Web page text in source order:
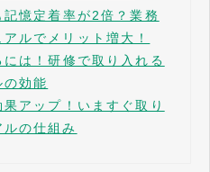
憶定着率が2倍？業務
ルでメリット増大！
は！研修で取り入れる
効能
アップ！いますぐ取り
の仕組み